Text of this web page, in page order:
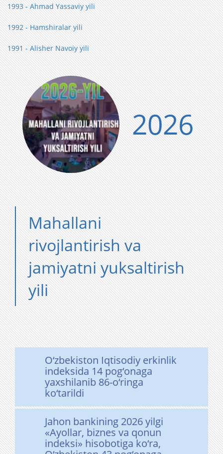
1993 - Ahmad Yassaviy yili
1992 - Hamshiralar yili
1991 - Alisher Navoiy yili
2026
Mahallani
rivojlantirish va
jamiyatni yuksaltirish
yili
O‘zbekiston Iqtisodiy erkinlik
indeksida 14 pog‘onaga
yaxshilanib 86-o‘ringa
ko‘tarildi
Jahon bankining 2026 yilgi
«Ayollar, biznes va qonun
indeksi» hisobotiga ko‘ra,